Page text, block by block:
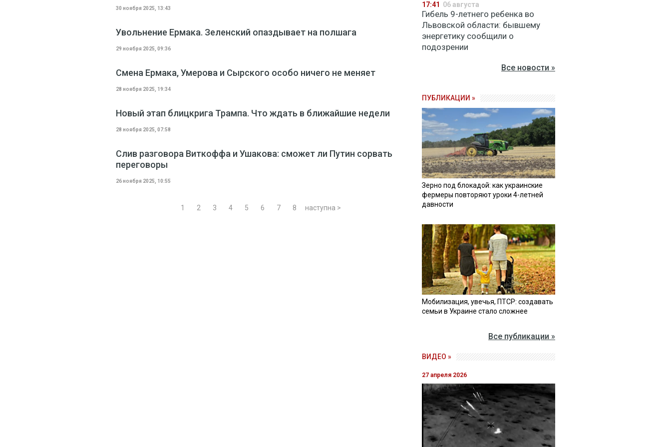
30 ноября 2025, 13:43
Увольнение Ермака. Зеленский опаздывает на полшага
29 ноября 2025, 09:36
Смена Ермака, Умерова и Сырского особо ничего не меняет
28 ноября 2025, 19:34
Новый этап блицкрига Трампа. Что ждать в ближайшие недели
28 ноября 2025, 07:58
Слив разговора Виткоффа и Ушакова: сможет ли Путин сорвать
переговоры
26 ноября 2025, 10:55
1 2 3 4 5 6 7 8 наступна >
17:41 06 августа
Гибель 9-летнего ребенка во
Львовской области: бывшему
энергетику сообщили о
подозрении
Все новости »
ПУБЛИКАЦИИ »
Зерно под блокадой: как украинские
фермеры повторяют уроки 4-летней
давности
Мобилизация, увечья, ПТСР: создавать
семьи в Украине стало сложнее
Все публикации »
ВИДЕО »
27 апреля 2026